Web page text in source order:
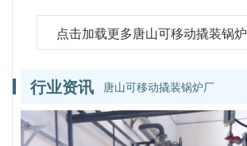
点击加载更多唐山可移动撬装锅
行业资讯 唐山可移动撬装锅炉厂